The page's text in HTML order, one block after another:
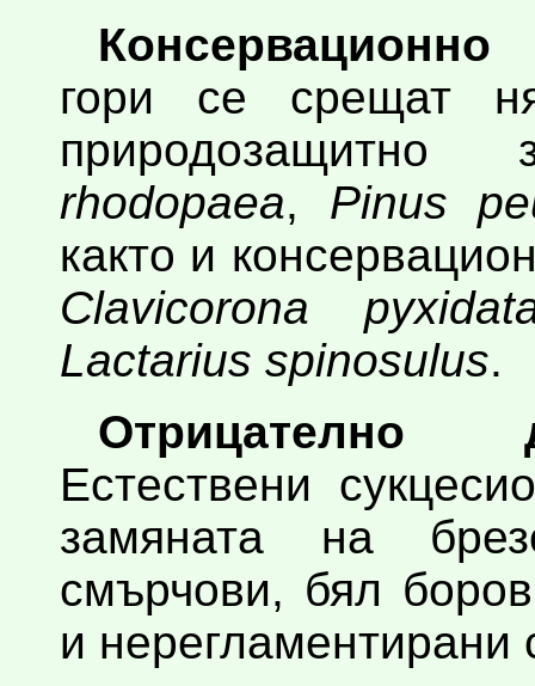
Консервационно
гори се срещат
rhodopaea, Pinus
както и
Clavicorona
Lactarius spinosulus.
Отрицателно
Естествени
замяната на
смърчови, бял
и нерегламентирани